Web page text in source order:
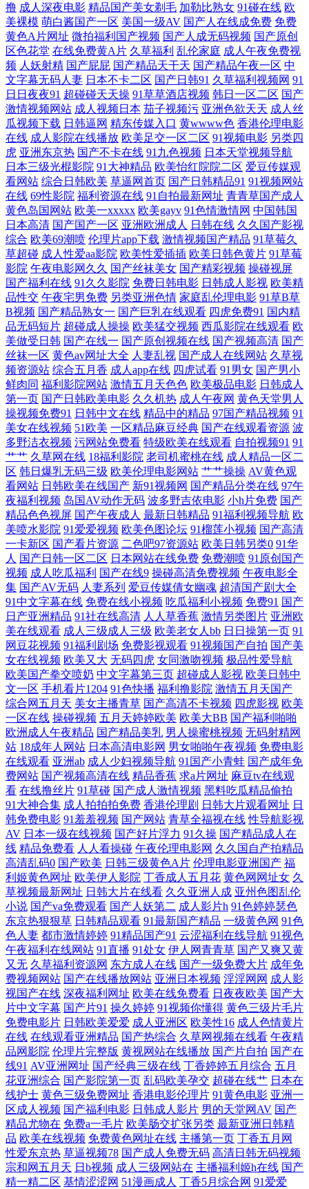
午夜福利在线影院 激情丁香综合网 91传媒一区二区免费在线观看 日韩丝
袜亚洲国 国产天堂五月丁香 浙商配资 欧美日韩高清无码 草草草视频 视频
资源 国产一区视频在线 97欧美超碰在线 福利视频导航大全 一个色中文字
幕 欧美一级a 抖阴免费网站 婷婷色网站 粗大的玉茎挺进玉门 日本一本二
本三区 97国产揄拍国产精品人妻 免费高清私人影院 一本到国内在线视观
看 国产艳妇 天天看片永久免 成全在线观看免费完整版 喷水喷水za在线观
看 最新在线电影 久久资源站色情网 亚洲日韩aⅴ在线视频 国产免费a∨在线
播放 日韩专区国产在线 爱豆TV传媒免费 欧美成人乱码不卡 在线观看免费
国产精品 国语对白高清露脸 午夜不卡无码福利 国产ts在线观看 日本妞妞
基地 91天堂午夜 免费看蜜桃 又黄又粗又爽免费观看 国产足控脚交在线观
看 亚洲视频日韩 国产日韩欧美初夜 色色xxx列色 俺去也777 欧美日韩不卡
一区二区 91免费看网站 玖玖资源免费国产在线 亚洲人成在线观看 国产视
频官网91 四虎影视1304t 成人亚洲欧美日韩 青青草在线网 草草浮力影院线
欧美人与禽2o2o 宅男视频app污 狠狠狠狼鲁亚洲综合网 亚州午夜影院 国
产激情精品自拍 日韩免费一区二区三区在线 草莓影视 欧美亚洲国产制服
中文 91大神合集在线 久久狠狠综合 亚洲人女同女女撒尿 国产日韩视频一
区 黑丝美女91 香蕉视频在线看 国产精品传媒1 日韩影视传媒在 变态另类9
欧美少妇一区 综合国产日韩欧美视频 美女网站污 伊人大向焦91乱 国产综
合精品一区 我朋友的丈夫韩国电影中字播放 国产91露脸在线播放 日韩亚
洲无 成人福利网站 日本不卡一区在线观看 999玖玫资源网 欧美A网 麻花
星空影视免费观看高清 可以免费观 天堂岛20 插我一区二区在线观看 老师
+中文字幕 婷婷色色资源网 91小视频网站 韩国操B视频 日韩精品极品 在
线不卡视频 国产AV人人妻人人爽 女人被爽到 亚洲国产精品大牛影视 成全
视频在线观 老司机午夜免费影院 五月丁香综合久久 97资源超碰碰 韩国一
区 日本一本不卡高清 在线不卡一区国产二区 国产不卡在线一区 欧美精彩
一区二区三区 亚洲乱码一卡二卡四卡乱码新区 成人国产欧美大片一区 老
司机福利站 搜索电影免费高清完整版 91丝袜一区二区 国产综合18久 日本
一线二线三卡 中日韩a免费三级 国产精品视频中文字幕 日本精品久久 英
国威廉希尔公司 国产9在线播放 欧美成人网页 亚洲电影天堂在线 成品片a
免免费人看 狼群视频在线资 天堂8在线新版官网 97超碰欧美在线 黑白配
高清在线视频 日韩无码操逼网址 中文字幕一区二区三区日本在线 国产免
费观看精品 欧美一二三 亚洲天堂社区 大香蕉AV电影 免费言情小 小视频
91 tv8影院 九一成人秘网 熟女磁力链接 91九色海角社区 国内最新肏屄精
品 日本最新免费二区 制服丝袜欧美中文 国产精品一级二级三级 欧美一级
中文片欧 亚洲影视区 国产91在线观 欧美福利网 老司机午夜福 午夜激情久
撸 成人深夜电影 精品国产美女剃毛 加勒比熟女 91碰在线 欧
美裸模 萌白酱国产一区 美国一级AV 国产人在线成免费 免费
黄色A片网址 微拍福利国产视频 国产人成无码视频 国产原创
区色花堂 在线免费黄A片 久草福利 乱伦家庭 成人午夜免费视
频 人妖射精 国产屁屁 国产精品天干天 国产精品午夜一区 中
文字幕无码人妻 日本不卡二区 国产日韩91 久草福利视频网 91
日日夜夜91 超碰碰天天操 91草草酒店视频 韩日一区二区 国产
激情视频网站 成人视频日本 茄子视频污 亚洲色欲天天 成人丝
瓜视频下载 日韩逼网 精东传媒入口 黄wwww色 香港伦理电影
在线 成人影院在线播放 欧美足交一区二区 91视频电影 另类四
虎 亚洲东京热 国产不卡在线 91九色视频 日本天堂视频导航
日本三级光棍影院 91大神精品 欧美怡红院院二区 爱豆传媒观
看网站 综合日韩欧美 草逼网首页 国产日韩精品91 91视频网站
在线 69性影院 福利资源在线 91自拍最新网址 青青草国产成人
黄色岛国网站 欧美一xxxxx 欧美gayv 91色情激情网 中国韩国
日本高清 国产国产一区 亚洲欧洲成人 日韩在线 久久国产影视
综合 欧美69潮喷 伦理片app下载 激情视频国产精品 91草莓久
草超碰 成人性爱aa影院 欧美性爱插插 欧美日韩色黄片 91草莓
影院 午夜电影网久久 国产丝袜美女 国产精彩视频 操碰视屏
国产福利在线 91久久影院 免费日韩电影 日韩成人影视 欧美精
品性交 午夜宅男免费 另类亚洲色情 家庭乱伦理电影 91草B草
B视频 国产精品熟女一 国产巨乳在线观看 四虎免费91 国内精
品无码短片 超碰成人操操 欧美猛交视频 西瓜影院在线观看 欧
美做受日韩 国产在线一 国产原创视频在线 国产视频高清 国产
丝袜一区 黄色av网址大全 人妻乱视 国产成人在线网站 久草视
频资源站 综合五月香 成人app在线 四虎试看 91男女 国产男小
鲜肉同 福利影院网站 激情五月天色色 欧美极品电影 日韩成人
第一页 国产日韩欧美电影 久久机热 成人午夜网 黄色天堂男人
操视频免费91 日韩中文在线 精品中的精品 97国产精品视频 91
美女在线视频 51欧美 一区精品麻豆经典 国产在线观看资源 波
多野洁衣视频 污网站免费看 特级欧美在线观看 自拍视频91 91
艹艹 久草网在线 18福利影院 老司机蜜桃在线 成人精品一区二
区 韩日爆乳无码三级 欧美伦理电影网站 艹艹操操 AV黄色观
看网站 日韩欧美在线国产 新91视频网 国产精品分类在线 97午
夜福利视频 岛国AV动作无码 波多野吉依电影 小h片免费 国产
精品色色视屏 国产午夜成人 最新日韩精品 91福利视频导航 欧
美喷水影院 91爱爱视频 欧美色图论坛 91榴莲小视频 国产高清
一卡新区 国产看片资源 二色吧97资源站 欧美日韩另类0 91华
人 国产日韩一区二区 日本网站在线免费 免费潮喷 91原创国产
视频 成人吃瓜福利 国产在线9 操碰高清免费视频 午夜电影全
集 国产AV无码 人妻系列 爱豆传媒倩女幽魂 超清国产剧大全
91中文字幕在线 免费在线小视频 吃瓜福利小视频 免费91 国产
日产亚洲精品 91社在线高清 人人草香蕉 激情另类图片 亚洲欧
美在线观看 成人三级成人三级 欧美老女人bb 日日操第一页 91
网豆花视频 91福利剧场 免费影视观看 91视频国产自拍 国产美
女在线视频 欧美又大 无码四虎 女同激吻视频 极品性爱导航
欧美国产拳交喷奶 中文字幕第三页 超碰成人影视 欧美日韩中
文一区 手机看片1204 91色快播 福利撸影院 激情五月天国产
综合网五月天 美女主播青草 国产高清不卡视频 四虎影视 欧美
一区在线 操碰视频 五月天婷婷欧美 欧美大BB 国产福利啪啪
欧洲成人午夜精品 国产精品美乳 男人操蜜桃视频 无码射精网
站 18成年人网站 日本高清电影网 男女啪啪午夜视频 免费电影
在线观看 亚洲ab 成人少妇视频导航 91国产小青蛙 国产成年免
费网站 国产视频高清在线 精品香蕉 求a片网址 麻豆tv在线观
看 在线撸丝片 91草碰 国产成人激情视频 黑料吃瓜精品偷拍
91大神合集 成人拍拍拍免费 香港伦理剧 日韩大片观看网址 日
韩免费电影 91羞羞视频 国产网站 青草全福视在线 性导航影视
AV 日本一级在线视频 国产好片浮力 91久操 国产精品成人在
线 精品免费看 人人看操碰 午夜伦理电影网 久久国自产拍精品
高清乱码0 国产欧美 日韩三级黄色A片 伦理电影亚洲国产 福
利姬黄色网址 欧美伊人影院 丁香成人五月花 黄色网网址女 久
草视频最新网址 日韩大片在线看 久久亚洲人成 亚州色图乱伦
小说 国产va免费观看 国产人妖第二 成人影片h 91色婷婷瑟色
东京热狠狠草 日韩精品观看 91最新国产精品 一级黄色网 91色
色人妻 都市激情婷婷 91精品国产91 云涩福利在线导航 91视色
午夜福利在线网站 91直播 91处女 伊人网青青草 国产又爽又黄
又无 久草福利资源网 东方成人在线 国产一级免费大片 成年免
费视频网站 国产在线播放网站 亚洲日本视频 淫淫网网 成人影
视国产在线 深夜福利网址 欧美在线免费看 日夜夜欧美 国产大
片中文字幕 国产片91 操久婷婷 91视频你懂得 黄色三级片毛片
免费电影片 日韩欧美爱爱 成人亚洲区 欧美性16 成人色情黄片
在线 在线观看亚洲精品 国产热综合 久草网视频在线看 午夜精
品网影院 伦理片完整版 黄视网站在线播放 国产片自拍 国产在
线91 AV亚洲网址 国产经典三级在线 丁香婷婷五月综合 五月
花亚洲综合 国产影院第一页 乱码欧美孕交 超碰在线艹 日本在
线护士 黄色三级免费网址 香港电影伦理片 91黄色电影 亚洲一
区成人视频 国产福利电影 日韩成人影片 男的天堂网AV 国产
精品尤物在 免费a一毛片 欧美肠交扩张另类 最新亚洲日韩精
品 欧美在线视频 免费黄色网址在线 主播第一页 丁香五月网
性爱东京热 草逼视频78 国产成人免费无码 高清日韩无码视频
宗和网五月天 日b视频 成人三级网站在 主播福利姬h在线 国产
精一精二区 基情涩涩网 51漫画成人 丁香5月综合网 91爱爱